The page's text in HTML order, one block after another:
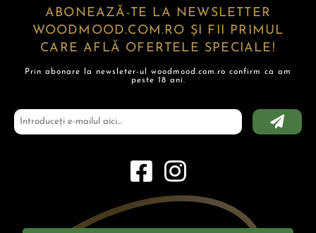
ABONEAZĂ-TE LA NEWSLETTER
WOODMOOD.COM.RO ȘI FII PRIMUL
CARE AFLĂ OFERTELE SPECIALE!
Prin abonare la newsleter-ul woodmood.com.ro confirm ca am
peste 18 ani.